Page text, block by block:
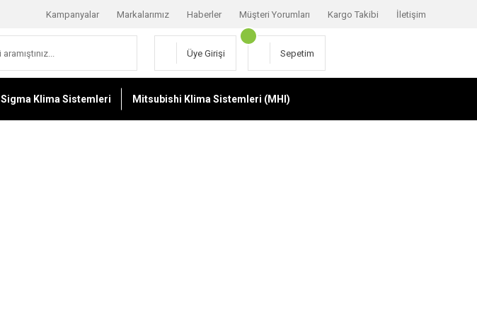
Kampanyalar Markalarımız Haberler Müşteri Yorumları Kargo Takibi İletişim
Üye Girişi Sepetim
Sigma Klima Sistemleri Mitsubishi Klima Sistemleri (MHI)